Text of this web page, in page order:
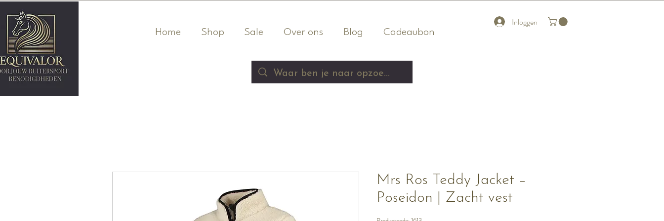
Home Shop Sale Over ons Blog Cadeaubon
Inloggen
Mrs Ros Teddy Jacket –
Poseidon | Zacht vest